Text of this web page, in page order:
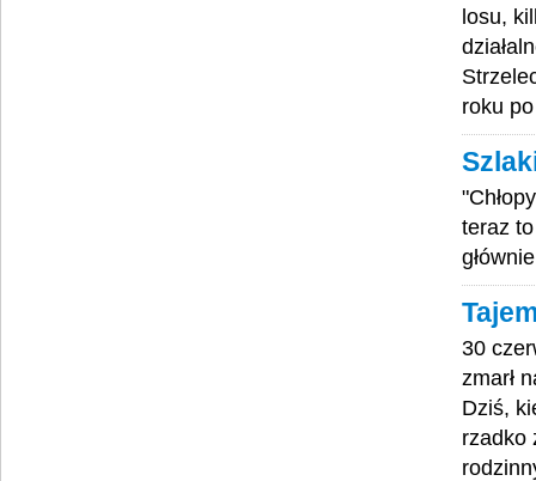
losu,
roku
teraz
30
zmarł
Dziś,
rzadko